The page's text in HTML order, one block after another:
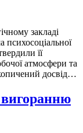
закладі
психосоціальної
її
атмосфери та
досвід…
вигоранню